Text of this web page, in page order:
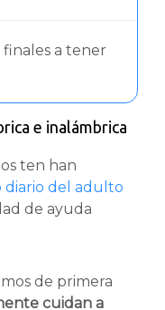
finales a tener
e inalámbrica
ten han
diario del adulto
de ayuda
de primera
cuidan a